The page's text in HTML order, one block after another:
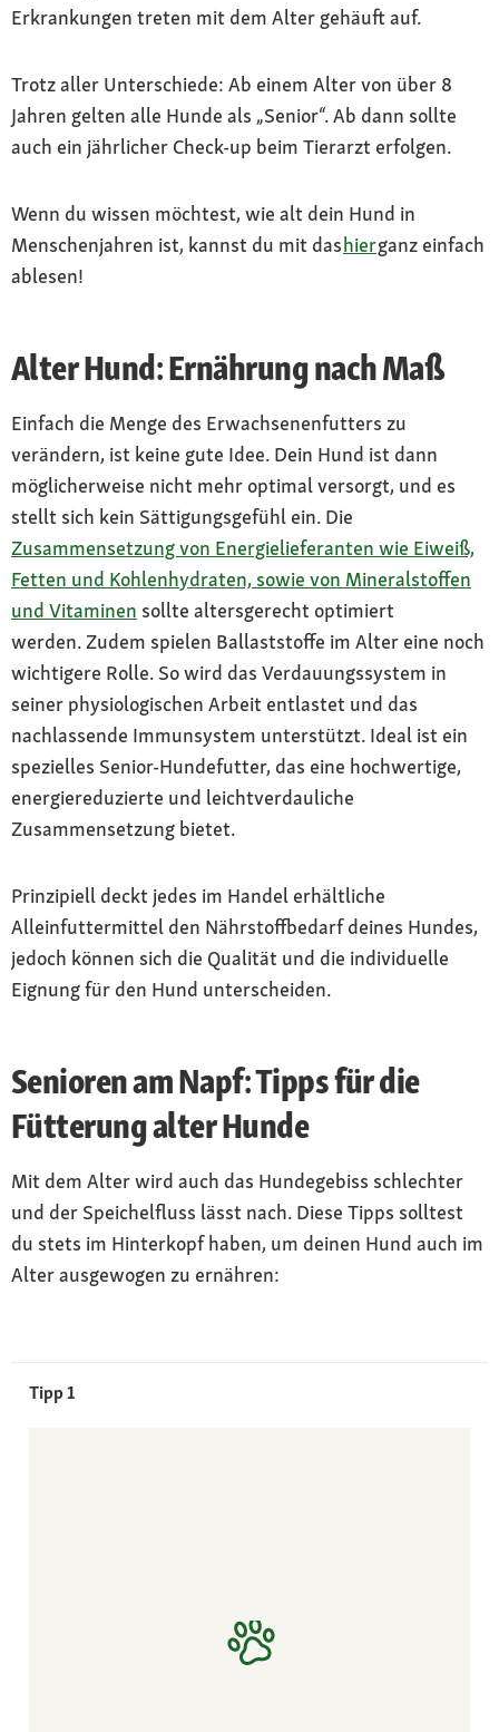
Erkrankungen treten mit dem Alter gehäuft auf.
Trotz aller Unterschiede: Ab einem Alter von über 8
Jahren gelten alle Hunde als „Senior“. Ab dann sollte
auch ein jährlicher Check-up beim Tierarzt erfolgen.
Wenn du wissen möchtest, wie alt dein Hund in
Menschenjahren ist, kannst du mit dashierganz einfach
ablesen!
Alter Hund: Ernährung nach Maß
Einfach die Menge des Erwachsenenfutters zu
verändern, ist keine gute Idee. Dein Hund ist dann
möglicherweise nicht mehr optimal versorgt, und es
stellt sich kein Sättigungsgefühl ein. Die
Zusammensetzung von Energielieferanten wie Eiweiß,
Fetten und Kohlenhydraten, sowie von Mineralstoffen
und Vitaminen sollte altersgerecht optimiert
werden. Zudem spielen Ballaststoffe im Alter eine noch
wichtigere Rolle. So wird das Verdauungssystem in
seiner physiologischen Arbeit entlastet und das
nachlassende Immunsystem unterstützt. Ideal ist ein
spezielles Senior-Hundefutter, das eine hochwertige,
energiereduzierte und leichtverdauliche
Zusammensetzung bietet.
Prinzipiell deckt jedes im Handel erhältliche
Alleinfuttermittel den Nährstoffbedarf deines Hundes,
jedoch können sich die Qualität und die individuelle
Eignung für den Hund unterscheiden.
Senioren am Napf: Tipps für die
Fütterung alter Hunde
Mit dem Alter wird auch das Hundegebiss schlechter
und der Speichelfluss lässt nach. Diese Tipps solltest
du stets im Hinterkopf haben, um deinen Hund auch im
Alter ausgewogen zu ernähren:
Tipp 1